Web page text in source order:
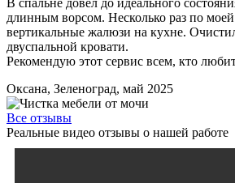
В спальне довел до идеального
длинным ворсом. Несколько раз по
вертикальные жалюзи на кухне.
двуспальной кровати.
Рекомендую этот сервис всем, кто
Оксана, Зеленоград, май 2025
Все отзывы
Реальные видео отзывы о нашей работе